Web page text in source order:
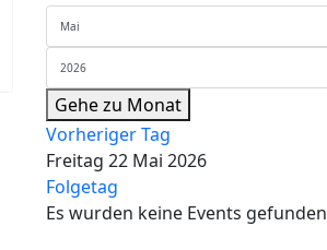
Gehe zu Monat
Vorheriger Tag
Freitag 22 Mai 2026
Folgetag
Es wurden keine Events gefunden